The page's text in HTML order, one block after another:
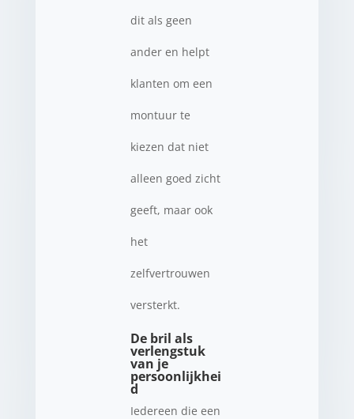
dit als geen
ander en helpt
klanten om een
montuur te
kiezen dat niet
alleen goed zicht
geeft, maar ook
het
zelfvertrouwen
versterkt.
De bril als
verlengstuk
van je
persoonlijkhei
d
Iedereen die een